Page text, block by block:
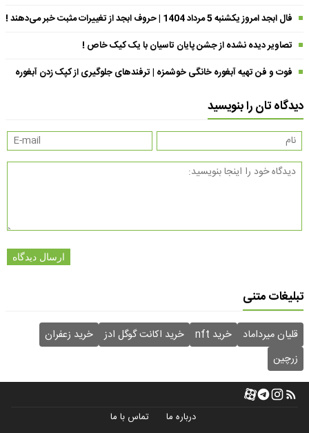
فال ابجد امروز یکشنبه 5 مرداد 1404 | حروف ابجد از تغییرات مثبت خبر می‌دهند !
تصاویر دیده نشده از جشن پایان تاسیان با یک کیک خاص !
فوت و فن تهیه آبغوره خانگی خوشمزه | ترفندهای جلوگیری از کپک زدن آبغوره
دیدگاه تان را بنویسید
ارسال دیدگاه
تبلیغات متنی
قلیان میرداماد خرید nft خرید اکانت گوگل ادز
خرید زعفران
زرچین
درباره ما
تماس با ما